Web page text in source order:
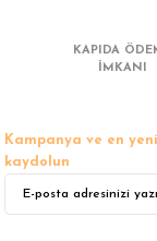
Ürün bilgilerinde
KAPIDA
İMKANI
Kampanya ve en
kaydolun